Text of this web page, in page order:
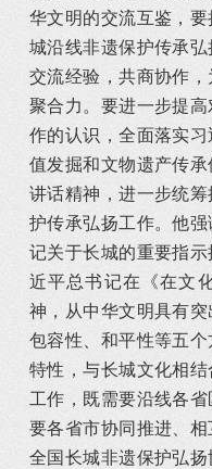
华文明的交流互鉴，
城沿线非遗保护传承
交流经验，共商协作
聚合力。要进一步提
作的认识，全面落实
值发掘和文物遗产传
讲话精神，进一步统
护传承弘扬工作。他
记关于长城的重要指
近平总书记在《在文
神，从中华文明具有突
包容性、和平性等五
特性，与长城文化相
工作，既需要沿线各
要各省市协同推进、
全国长城非遗保护弘